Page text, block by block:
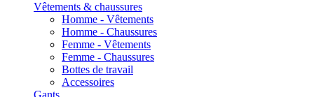
Vêtements & chaussures
Homme - Vêtements
Homme - Chaussures
Femme - Vêtements
Femme - Chaussures
Bottes de travail
Accessoires
Gants